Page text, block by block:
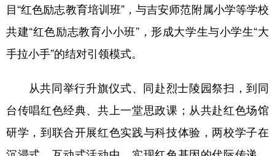
四川 贵州 云南 西藏
陕西 甘肃 青海 宁夏
多语种频道
English Español Français عربى
目“红色励志教育培训班”，与吉安师范附属小学等学校
共建“红色励志教育小小班”，形成大学生与小学生“大
手拉小手”的结对引领模式。
从共同举行升旗仪式、同赴烈士陵园祭扫，到同
台传唱红色经典、共上一堂思政课；从共赴红色场馆
研学，到联合开展红色实践与科技体验，两校学子在